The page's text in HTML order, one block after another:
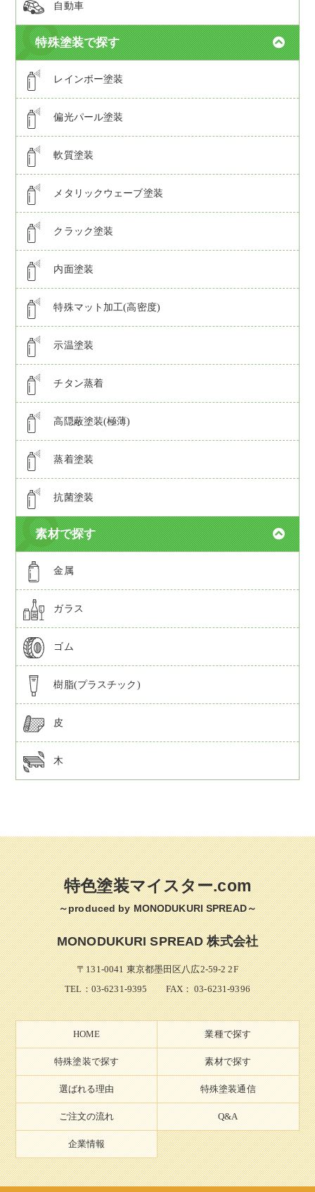
自動車
特殊塗装で探す
レインボー塗装
偏光パール塗装
軟質塗装
メタリックウェーブ塗装
クラック塗装
内面塗装
特殊マット加工(高密度)
示温塗装
チタン蒸着
高隠蔽塗装(極薄)
蒸着塗装
抗菌塗装
素材で探す
金属
ガラス
ゴム
樹脂(プラスチック)
皮
木
特色塗装マイスター.com
～produced by MONODUKURI SPREAD～
MONODUKURI SPREAD 株式会社
〒131-0041 東京都墨田区八広2-59-2 2F
TEL：03-6231-9395FAX： 03-6231-9396
HOME 業種で探す
特殊塗装で探す 素材で探す
選ばれる理由 特殊塗装通信
ご注文の流れ Q&A
企業情報